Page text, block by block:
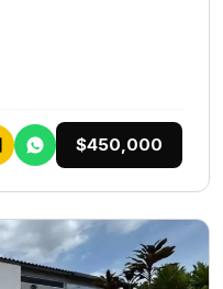
$450,000